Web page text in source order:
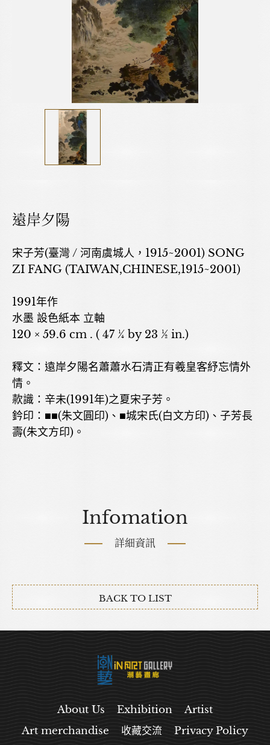
遠岸夕陽
宋子芳(臺灣 / 河南虞城人，1915~2001) SONG
ZI FANG (TAIWAN,CHINESE,1915~2001)
1991年作
水墨 設色紙本 立軸
120 × 59.6 cm . ( 47 ¼ by 23 ½ in.)
釋文：遠岸夕陽名蕭蕭水石清正有羲皇客紓忘情外
情。
款識：辛未(1991年)之夏宋子芳。
鈐印：■■(朱文圓印)、■城宋氏(白文方印)、子芳長
壽(朱文方印)。
Infomation
詳細資訊
BACK TO LIST
About Us Exhibition
Artist
Art merchandise
收藏交流
Privacy Policy